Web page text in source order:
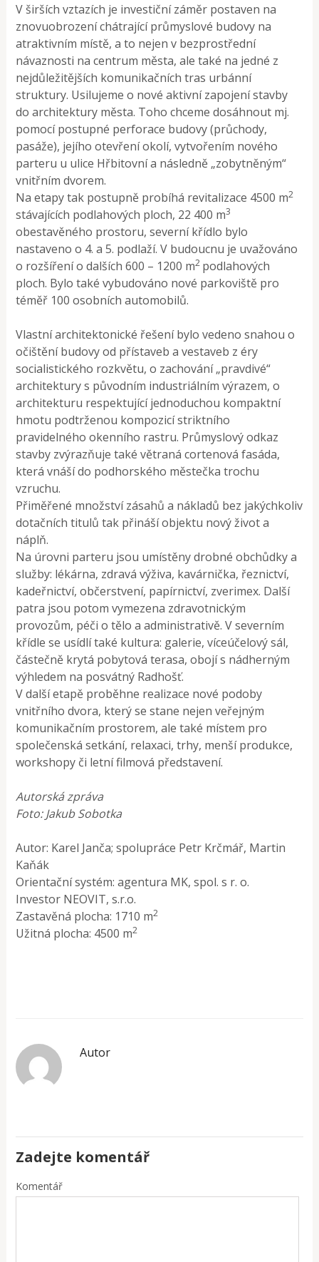
V širších vztazích je investiční záměr postaven na
znovuobrození chátrající průmyslové budovy na
atraktivním místě, a to nejen v bezprostřední
návaznosti na centrum města, ale také na jedné z
nejdůležitějších komunikačních tras urbánní
struktury. Usilujeme o nové aktivní zapojení stavby
do architektury města. Toho chceme dosáhnout mj.
pomocí postupné perforace budovy (průchody,
pasáže), jejího otevření okolí, vytvořením nového
parteru u ulice Hřbitovní a následně „zobytněným“
vnitřním dvorem.
Na etapy tak postupně probíhá revitalizace 4500 m2
stávajících podlahových ploch, 22 400 m3
obestavěného prostoru, severní křídlo bylo
nastaveno o 4. a 5. podlaží. V budoucnu je uvažováno
o rozšíření o dalších 600 – 1200 m2 podlahových
ploch. Bylo také vybudováno nové parkoviště pro
téměř 100 osobních automobilů.
Vlastní architektonické řešení bylo vedeno snahou o
očištění budovy od přístaveb a vestaveb z éry
socialistického rozkvětu, o zachování „pravdivé“
architektury s původním industriálním výrazem, o
architekturu respektující jednoduchou kompaktní
hmotu podtrženou kompozicí striktního
pravidelného okenního rastru. Průmyslový odkaz
stavby zvýrazňuje také větraná cortenová fasáda,
která vnáší do podhorského městečka trochu
vzruchu.
Přiměřené množství zásahů a nákladů bez jakýchkoliv
dotačních titulů tak přináší objektu nový život a
náplň.
Na úrovni parteru jsou umístěny drobné obchůdky a
služby: lékárna, zdravá výživa, kavárnička, řeznictví,
kadeřnictví, občerstvení, papírnictví, zverimex. Další
patra jsou potom vymezena zdravotnickým
provozům, péči o tělo a administrativě. V severním
křídle se usídlí také kultura: galerie, víceúčelový sál,
částečně krytá pobytová terasa, obojí s nádherným
výhledem na posvátný Radhošť.
V další etapě proběhne realizace nové podoby
vnitřního dvora, který se stane nejen veřejným
komunikačním prostorem, ale také místem pro
společenská setkání, relaxaci, trhy, menší produkce,
workshopy či letní filmová představení.
Autorská zpráva
Foto:Jakub Sobotka
Autor: Karel Janča; spolupráce Petr Krčmář, Martin
Kaňák
Orientační systém: agentura MK, spol. s r. o.
Investor NEOVIT, s.r.o.
Zastavěná plocha: 1710 m2
Užitná plocha: 4500 m2
Autor
Zadejte komentář
Komentář